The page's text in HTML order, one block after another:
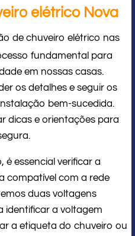
elétrico Nova
de chuveiro elétrico nas
fundamental para
em nossas casas.
os detalhes e seguir os
bem-sucedida.
dicas e orientações para
é essencial verificar a
compatível com a rede
duas voltagens
identificar a voltagem
a etiqueta do chuveiro ou